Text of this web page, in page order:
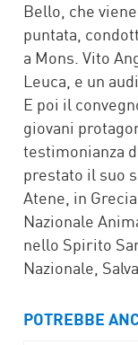
Bello, che
puntata,
a Mons. Vito
Leuca, e un
E poi il
giovani
testimonianza
prestato il suo
Atene, in
Nazionale
nello Spirito
Nazionale,
POTREBBE